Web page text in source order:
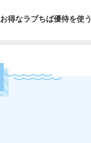
お得なラブちば優待を使う